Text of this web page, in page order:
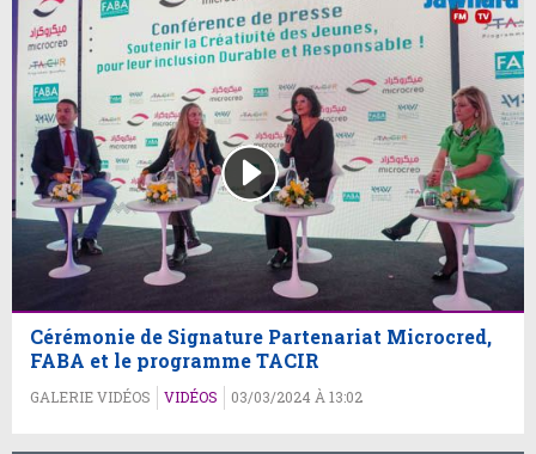
Cérémonie de Signature Partenariat Microcred,
FABA et le programme TACIR
GALERIE VIDÉOS VIDÉOS 03/03/2024 À 13:02